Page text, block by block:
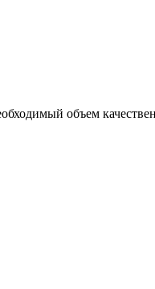
объем